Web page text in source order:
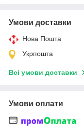
Умови доставки
Нова Пошта
Укрпошта
Всі умови доставки
Умови оплати